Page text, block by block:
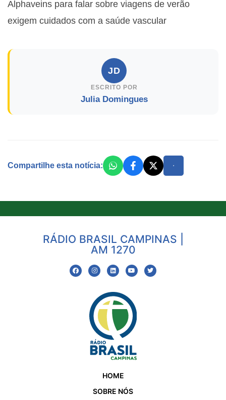
Alphaveins para falar sobre viagens de verão
exigem cuidados com a saúde vascular
JD
ESCRITO POR
Julia Domingues
Compartilhe esta notícia:
RÁDIO BRASIL CAMPINAS |
AM 1270
HOME
SOBRE NÓS